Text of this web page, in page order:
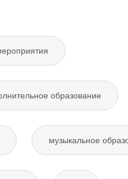
образование
музыкальное